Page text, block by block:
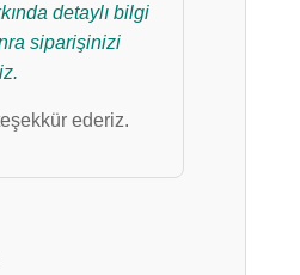
detaylı bilgi
siparişinizi
ederiz.